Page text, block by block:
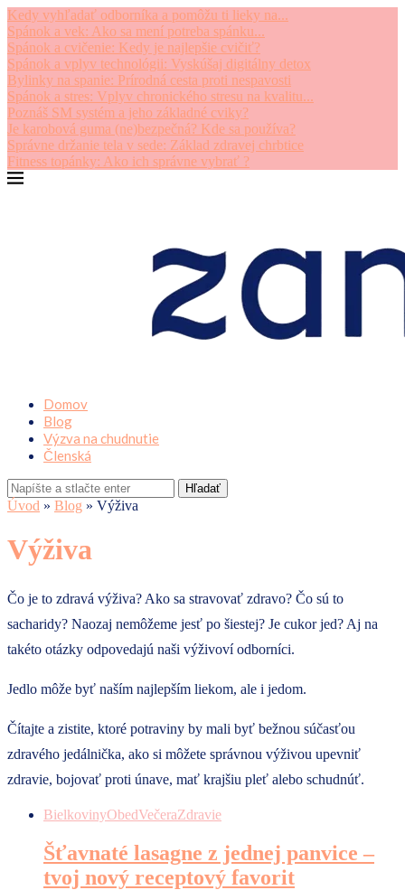
Kedy vyhľadať odborníka a pomôžu ti lieky na...
Spánok a vek: Ako sa mení potreba spánku...
Spánok a cvičenie: Kedy je najlepšie cvičiť?
Spánok a vplyv technológii: Vyskúšaj digitálny detox
Bylinky na spanie: Prírodná cesta proti nespavosti
Spánok a stres: Vplyv chronického stresu na kvalitu...
Poznáš SM systém a jeho základné cviky?
Je karobová guma (ne)bezpečná? Kde sa používa?
Správne držanie tela v sede: Základ zdravej chrbtice
Fitness topánky: Ako ich správne vybrať ?
Domov
Blog
Výzva na chudnutie
Členská
Hľadať
Úvod » Blog » Výživa
Výživa
Čo je to zdravá výživa? Ako sa stravovať zdravo? Čo sú to
sacharidy? Naozaj nemôžeme jesť po šiestej? Je cukor jed? Aj na
takéto otázky odpovedajú naši výživoví odborníci.
Jedlo môže byť naším najlepším liekom, ale i jedom.
Čítajte a zistite, ktoré potraviny by mali byť bežnou súčasťou
zdravého jedálnička, ako si môžete správnou výživou upevniť
zdravie, bojovať proti únave, mať krajšiu pleť alebo schudnúť.
BielkovinyObedVečeraZdravie
Šťavnaté lasagne z jednej panvice –
tvoj nový receptový favorit